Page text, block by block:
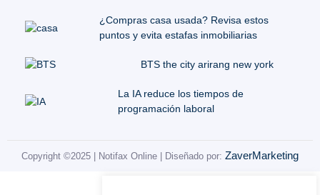
¿Compras casa usada? Revisa estos
puntos y evita estafas inmobiliarias
BTS the city arirang new york
La IA reduce los tiempos de
programación laboral
Copyright ©2025 | Notifax Online | Diseñado por: ZaverMarketing